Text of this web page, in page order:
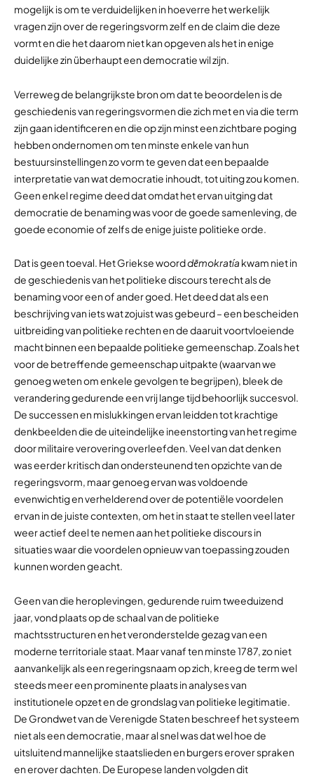
mogelijk is om te verduidelijken in hoeverre het werkelijk
vragen zijn over de regeringsvorm zelf en de claim die deze
vormt en die het daarom niet kan opgeven als het in enige
duidelijke zin überhaupt een democratie wil zijn.
Verreweg de belangrijkste bron om dat te beoordelen is de
geschiedenis van regeringsvormen die zich met en via die term
zijn gaan identificeren en die op zijn minst een zichtbare poging
hebben ondernomen om ten minste enkele van hun
bestuursinstellingen zo vorm te geven dat een bepaalde
interpretatie van wat democratie inhoudt, tot uiting zou komen.
Geen enkel regime deed dat omdat het ervan uitging dat
democratie de benaming was voor de goede samenleving, de
goede economie of zelfs de enige juiste politieke orde.
Dat is geen toeval. Het Griekse woorddēmokratía kwam niet in
de geschiedenis van het politieke discours terecht als de
benaming voor een of ander goed. Het deed dat als een
beschrijving van iets wat zojuist was gebeurd – een bescheiden
uitbreiding van politieke rechten en de daaruit voortvloeiende
macht binnen een bepaalde politieke gemeenschap. Zoals het
voor de betreffende gemeenschap uitpakte (waarvan we
genoeg weten om enkele gevolgen te begrijpen), bleek de
verandering gedurende een vrij lange tijd behoorlijk succesvol.
De successen en mislukkingen ervan leidden tot krachtige
denkbeelden die de uiteindelijke ineenstorting van het regime
door militaire verovering overleefden. Veel van dat denken
was eerder kritisch dan ondersteunend ten opzichte van de
regeringsvorm, maar genoeg ervan was voldoende
evenwichtig en verhelderend over de potentiële voordelen
ervan in de juiste contexten, om het in staat te stellen veel later
weer actief deel te nemen aan het politieke discours in
situaties waar die voordelen opnieuw van toepassing zouden
kunnen worden geacht.
Geen van die heroplevingen, gedurende ruim tweeduizend
jaar, vond plaats op de schaal van de politieke
machtsstructuren en het veronderstelde gezag van een
moderne territoriale staat. Maar vanaf ten minste 1787, zo niet
aanvankelijk als een regeringsnaam op zich, kreeg de term wel
steeds meer een prominente plaats in analyses van
institutionele opzet en de grondslag van politieke legitimatie.
De Grondwet van de Verenigde Staten beschreef het systeem
niet als een democratie, maar al snel was dat wel hoe de
uitsluitend mannelijke staatslieden en burgers erover spraken
en erover dachten. De Europese landen volgden dit